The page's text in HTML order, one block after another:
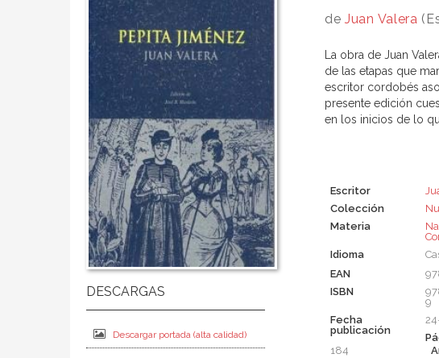
Descargar portada (alta calidad)
deJuan Valera
La obra de Juan
de las etapas que
escritor cordobés
presente edición
en los inicios de lo
Escritor
Colección
Materia
Idioma
EAN
ISBN
9
Fecha
publicación
184